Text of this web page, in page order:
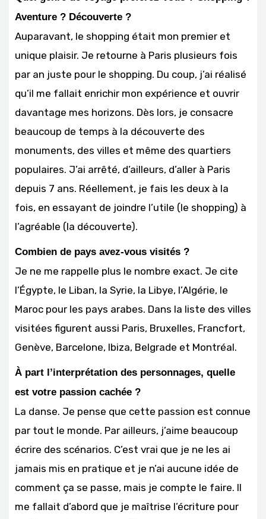
Aventure ? Découverte ?
Auparavant, le shopping était mon premier et
unique plaisir. Je retourne à Paris plusieurs fois
par an juste pour le shopping. Du coup, j’ai réalisé
qu’il me fallait enrichir mon expérience et ouvrir
davantage mes horizons. Dès lors, je consacre
beaucoup de temps à la découverte des
monuments, des villes et même des quartiers
populaires. J’ai arrêté, d’ailleurs, d’aller à Paris
depuis 7 ans. Réellement, je fais les deux à la
fois, en essayant de joindre l’utile (le shopping) à
l’agréable (la découverte).
Combien de pays avez-vous visités ?
Je ne me rappelle plus le nombre exact. Je cite
l’Égypte, le Liban, la Syrie, la Libye, l’Algérie, le
Maroc pour les pays arabes. Dans la liste des villes
visitées figurent aussi Paris, Bruxelles, Francfort,
Genève, Barcelone, Ibiza, Belgrade et Montréal.
À part l’interprétation des personnages, quelle
est votre passion cachée ?
La danse. Je pense que cette passion est connue
par tout le monde. Par ailleurs, j’aime beaucoup
écrire des scénarios. C’est vrai que je ne les ai
jamais mis en pratique et je n’ai aucune idée de
comment ça se passe, mais je compte le faire. Il
me fallait d’abord que je maîtrise l’écriture pour